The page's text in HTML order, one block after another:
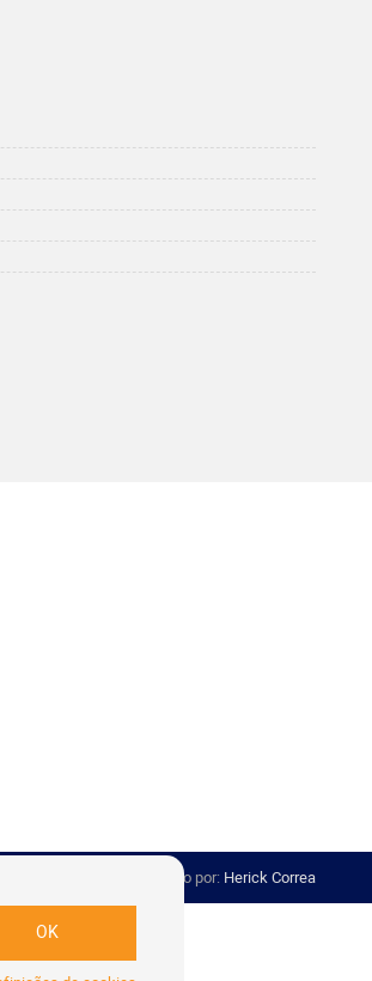
Desenvolvido por: Herick Correa
OK